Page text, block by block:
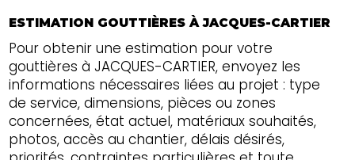
ESTIMATION GOUTTIÈRES À JACQUES-CARTIER
Pour obtenir une estimation pour votre
gouttières à JACQUES-CARTIER, envoyez les
informations nécessaires liées au projet : type
de service, dimensions, pièces ou zones
concernées, état actuel, matériaux souhaités,
photos, accès au chantier, délais désirés,